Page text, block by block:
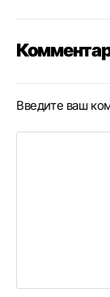
Введите ваш